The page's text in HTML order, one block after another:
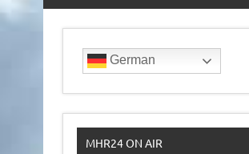
German
MHR24 ON AIR